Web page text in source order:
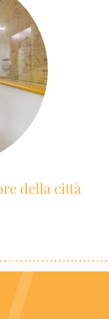
della città